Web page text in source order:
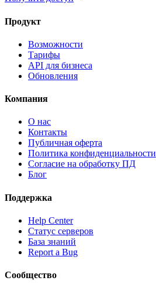
Продукт
Возможности
Тарифы
API для бизнеса
Обновления
Компания
О нас
Контакты
Публичная оферта
Политика конфиденциальности
Согласие на обработку ПД
Блог
Поддержка
Help Center
Статус серверов
База знаний
Report a Bug
Сообщество